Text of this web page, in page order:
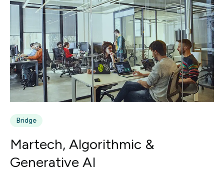
Bridge
Martech, Algorithmic &
Generative AI